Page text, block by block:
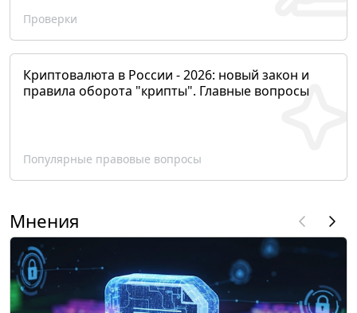
Проверки
Криптовалюта в России - 2026: новый закон и
правила оборота "крипты". Главные вопросы
Популярные правовые вопросы
Мнения